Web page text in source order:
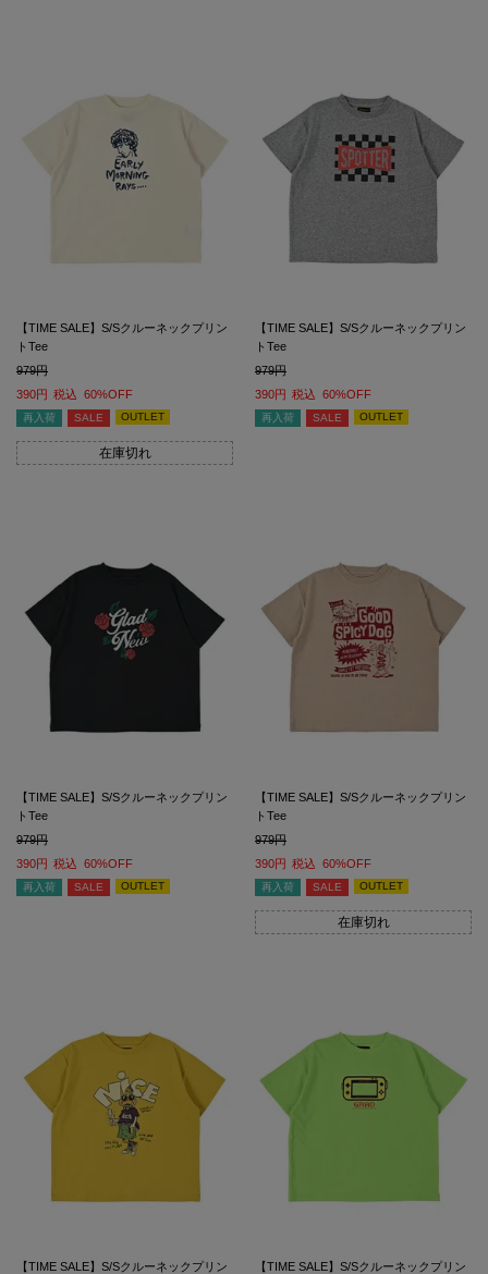
【TIME SALE】S/Sクルーネックプリン
トTee
979
390
税込 60%OFF
再入荷 SALE OUTLET
在庫切れ
【TIME SALE】S/Sクルーネックプリン
トTee
979
390
税込 60%OFF
再入荷 SALE OUTLET
【TIME SALE】S/Sクルーネックプリン
トTee
979
390
税込 60%OFF
再入荷 SALE OUTLET
【TIME SALE】S/Sクルーネックプリン
トTee
979
390
税込 60%OFF
再入荷 SALE OUTLET
在庫切れ
【TIME SALE】S/Sクルーネックプリン
【TIME SALE】S/Sクルーネックプリン